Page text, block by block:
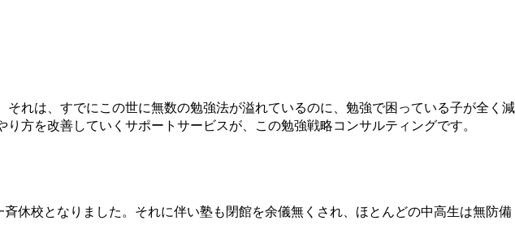
れは、すでにこの世に無数の勉強法が溢れているのに、勉強で困っている子が全く減
方を改善していくサポートサービスが、この勉強戦略コンサルティングです。
休校となりました。それに伴い塾も閉館を余儀無くされ、ほとんどの中高生は無防備